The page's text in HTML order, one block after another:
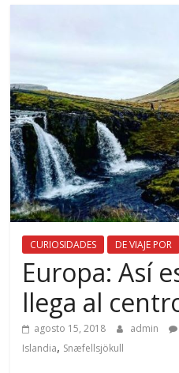
CURIOSIDADES DE VIAJE POR
Europa: Así
llega al
agosto 15, 2018 admin
Islandia, Snæfellsjökull